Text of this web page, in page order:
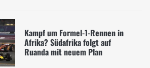
Kampf um Formel-1-Rennen in
Afrika? Südafrika folgt auf
Ruanda mit neuem Plan